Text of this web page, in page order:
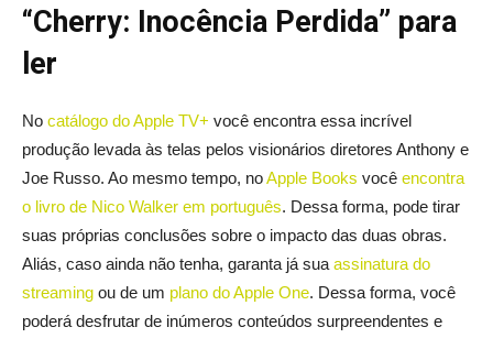
“Cherry: Inocência Perdida” para
ler
No catálogo do Apple TV+ você encontra essa incrível
produção levada às telas pelos visionários diretores Anthony e
Joe Russo. Ao mesmo tempo, noApple Books você encontra
o livro de Nico Walker em português. Dessa forma, pode tirar
suas próprias conclusões sobre o impacto das duas obras.
Aliás, caso ainda não tenha, garanta já sua assinatura do
streaming ou de um plano do Apple One. Dessa forma, você
poderá desfrutar de inúmeros conteúdos surpreendentes e